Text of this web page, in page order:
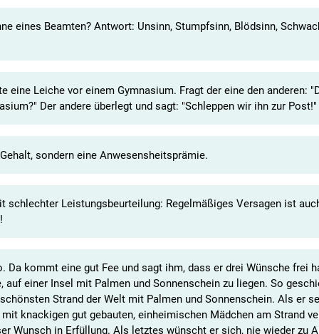
eines Beamten? Antwort: Unsinn, Stumpfsinn, Blödsinn,
eine Leiche vor einem Gymnasium. Fragt der eine den anderen:
Der andere überlegt und sagt: "Schleppen wir ihn zur Post!"
sondern eine Anwesensheitsprämie.
schlechter Leistungsbeurteilung: Regelmäßiges Versagen ist
Da kommt eine gut Fee und sagt ihm, dass er drei Wünsche frei
auf einer Insel mit Palmen und Sonnenschein zu liegen. So
Strand der Welt mit Palmen und Sonnenschein. Als er
knackigen gut gebauten, einheimischen Mädchen am Strand
Wunsch in Erfüllung. Als letztes wünscht er sich, nie wieder zu